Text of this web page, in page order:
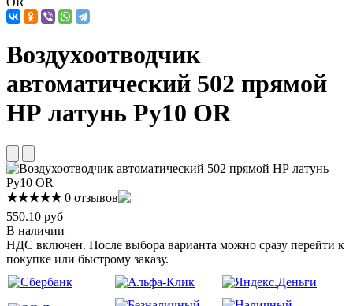
Воздухоотводчик
автоматический 502 прямой
НР латунь Ру10 OR
★★★★★ 0 отзывов
550.10 руб
В наличии
НДС включен. После выбора варианта можно сразу перейти к
покупке или быстрому заказу.